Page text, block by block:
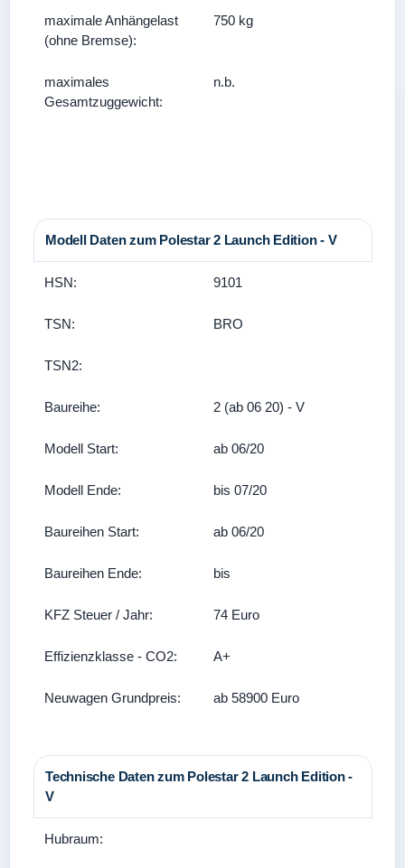
maximale Anhängelast
(ohne Bremse):
750 kg
maximales
Gesamtzuggewicht:
n.b.
Modell Daten zum Polestar 2 Launch Edition - V
HSN: 9101
TSN: BRO
TSN2:
Baureihe: 2 (ab 06 20) - V
Modell Start: ab 06/20
Modell Ende: bis 07/20
Baureihen Start: ab 06/20
Baureihen Ende: bis
KFZ Steuer / Jahr: 74 Euro
Effizienzklasse - CO2: A+
Neuwagen Grundpreis: ab 58900 Euro
Technische Daten zum Polestar 2 Launch Edition -
V
Hubraum: